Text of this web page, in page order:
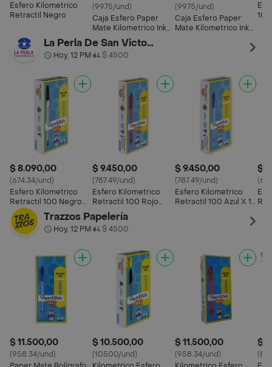
Esfero Kilometrico
Retractil Negro
(9975/und)
Caja Esfero Paper
Mate Kilometrico Ink
Joy 100 X12 Unds Rojo
(9975/und)
Caja Esfero Paper
Mate Kilometrico Ink
La Perla De San Victorino
Hoy, 12 PM• $ 4500
$ 8.090,00
(674.34/und)
Esfero Kilometrico
Retractil 100 Negro
Caja X 12 Unidades
$ 9.450,00
(787.49/und)
Esfero Kilometrico
Retractil 100 Rojo
Caja X 12 Unidades
$ 9.450,00
(787.49/und)
Esfero Kilometrico
Retractil 100 Azul X 12
$
Trazzos Papelería
Hoy, 12 PM• $ 4500
$ 11.500,00
(958.34/und)
$ 10.500,00
(10500/und)
$ 11.500,00
(958.34/und)
$